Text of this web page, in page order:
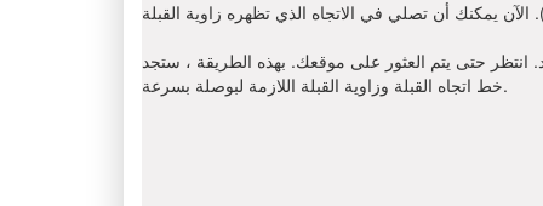
انتظر حتى يتم العثور على موقعك. بهذه الطريقة ، ستجد
خط اتجاه القبلة وزاوية القبلة اللازمة لبوصلة بسرعة.